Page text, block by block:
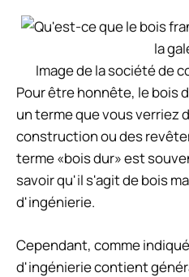
la
Image de la société de
Pour être honnête, le bois
un terme que vous verriez
construction ou des
terme «bois dur» est
savoir qu'il s'agit de bois
d'ingénierie.
Cependant, comme
d'ingénierie contient